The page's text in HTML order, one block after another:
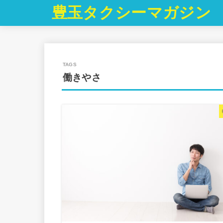
豊玉タクシーマガジン
働きやさ